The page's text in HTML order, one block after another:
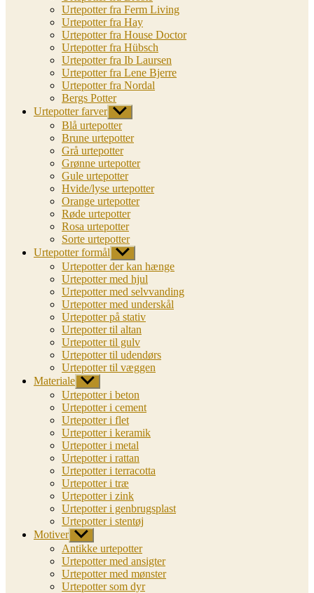
Urtepotter fra Ferm Living
Urtepotter fra Hay
Urtepotter fra House Doctor
Urtepotter fra Hübsch
Urtepotter fra Ib Laursen
Urtepotter fra Lene Bjerre
Urtepotter fra Nordal
Bergs Potter
Urtepotter farver Vis
undermenu
Blå urtepotter
Brune urtepotter
Grå urtepotter
Grønne urtepotter
Gule urtepotter
Hvide/lyse urtepotter
Orange urtepotter
Røde urtepotter
Rosa urtepotter
Sorte urtepotter
Urtepotter formål Vis
undermenu
Urtepotter der kan hænge
Urtepotter med hjul
Urtepotter med selvvanding
Urtepotter med underskål
Urtepotter på stativ
Urtepotter til altan
Urtepotter til gulv
Urtepotter til udendørs
Urtepotter til væggen
Materiale Vis
undermenu
Urtepotter i beton
Urtepotter i cement
Urtepotter i flet
Urtepotter i keramik
Urtepotter i metal
Urtepotter i rattan
Urtepotter i terracotta
Urtepotter i træ
Urtepotter i zink
Urtepotter i genbrugsplast
Urtepotter i stentøj
Motiver Vis
undermenu
Antikke urtepotter
Urtepotter med ansigter
Urtepotter med mønster
Urtepotter som dyr